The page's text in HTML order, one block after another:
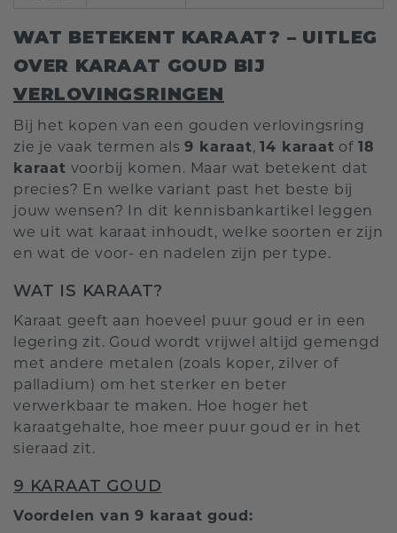
WAT BETEKENT KARAAT? – UITLEG
OVER KARAAT GOUD BIJ
VERLOVINGSRINGEN
Bij het kopen van een gouden verlovingsring
zie je vaak termen als9 karaat,14 karaat of 18
karaat voorbij komen. Maar wat betekent dat
precies? En welke variant past het beste bij
jouw wensen? In dit kennisbankartikel leggen
we uit wat karaat inhoudt, welke soorten er zijn
en wat de voor- en nadelen zijn per type.
WAT IS KARAAT?
Karaat geeft aan hoeveel puur goud er in een
legering zit. Goud wordt vrijwel altijd gemengd
met andere metalen (zoals koper, zilver of
palladium) om het sterker en beter
verwerkbaar te maken. Hoe hoger het
karaatgehalte, hoe meer puur goud er in het
sieraad zit.
9 KARAAT GOUD
Voordelen van 9 karaat goud: